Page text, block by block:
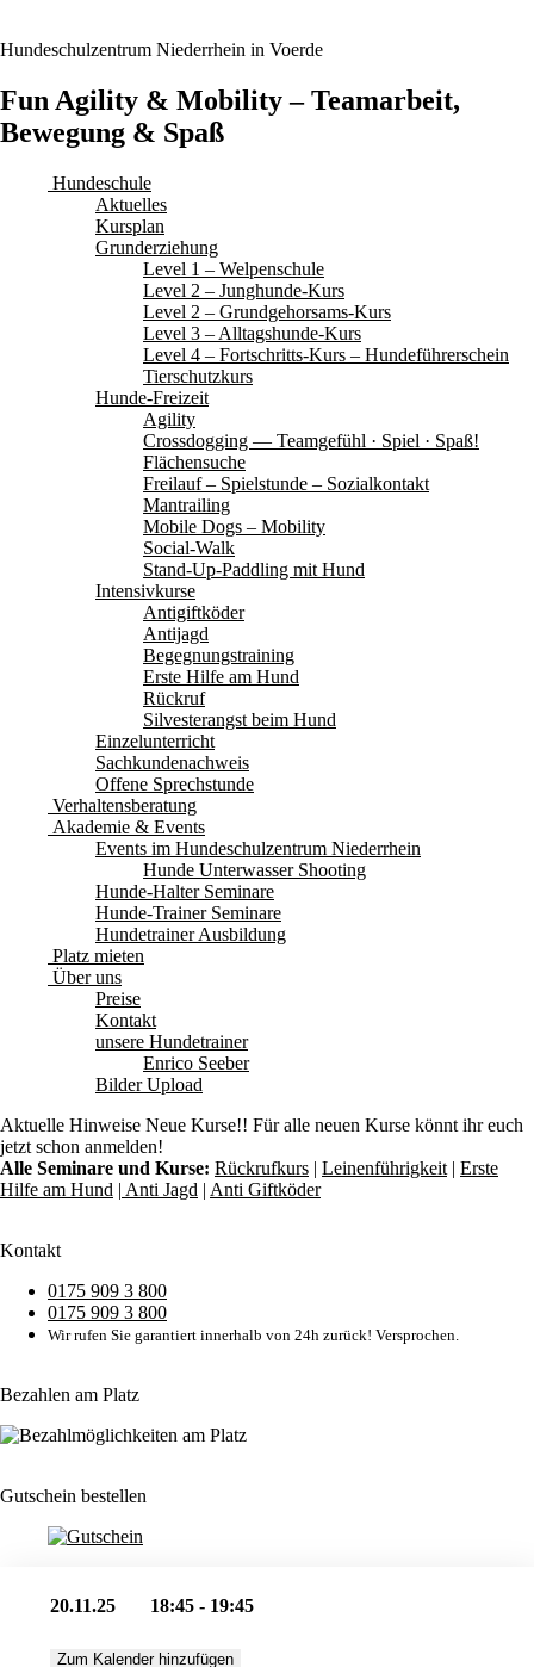
Hundeschulzentrum Niederrhein in Voerde
Fun Agility & Mobility – Teamarbeit,
Bewegung & Spaß
Hundeschule
Aktuelles
Kursplan
Grunderziehung
Level 1 – Welpenschule
Level 2 – Junghunde-Kurs
Level 2 – Grundgehorsams-Kurs
Level 3 – Alltagshunde-Kurs
Level 4 – Fortschritts-Kurs – Hundeführerschein
Tierschutzkurs
Hunde-Freizeit
Agility
Crossdogging — Teamgefühl · Spiel · Spaß!
Flächensuche
Freilauf – Spielstunde – Sozialkontakt
Mantrailing
Mobile Dogs – Mobility
Social-Walk
Stand-Up-Paddling mit Hund
Intensivkurse
Antigiftköder
Antijagd
Begegnungstraining
Erste Hilfe am Hund
Rückruf
Silvesterangst beim Hund
Einzelunterricht
Sachkundenachweis
Offene Sprechstunde
Verhaltensberatung
Akademie & Events
Events im Hundeschulzentrum Niederrhein
Hunde Unterwasser Shooting
Hunde-Halter Seminare
Hunde-Trainer Seminare
Hundetrainer Ausbildung
Platz mieten
Über uns
Preise
Kontakt
unsere Hundetrainer
Enrico Seeber
Bilder Upload
Aktuelle Hinweise Neue Kurse!! Für alle neuen Kurse könnt ihr euch
jetzt schon anmelden!
Alle Seminare und Kurse: Rückrufkurs | Leinenführigkeit | Erste
Hilfe am Hund | Anti Jagd | Anti Giftköder
Kontakt
0175 909 3 800
0175 909 3 800
Wir rufen Sie garantiert innerhalb von 24h zurück! Versprochen.
Bezahlen am Platz
Gutschein bestellen
20.11.25 18:45 - 19:45
Zum Kalender hinzufügen